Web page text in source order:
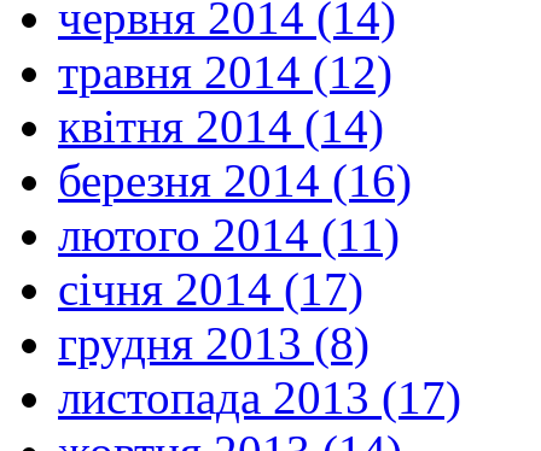
червня 2014 (14)
травня 2014 (12)
квітня 2014 (14)
березня 2014 (16)
лютого 2014 (11)
січня 2014 (17)
грудня 2013 (8)
листопада 2013 (17)